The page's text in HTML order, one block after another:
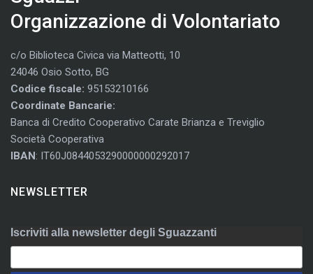
Organizzazione di Volontariato
c/o Biblioteca Civica via Matteotti, 10
24046 Osio Sotto, BG
Codice fiscale: 95153210166
Coordinate Bancarie:
Banca di Credito Cooperativo Carate Brianza e Treviglio
Società Cooperativa
IBAN: IT60J0844053290000000292017
NEWSLETTER
Iscriviti alla newsletter degli Sguazzanti